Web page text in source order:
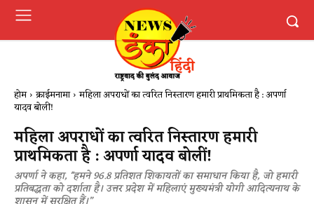
होम क्राईमनामा महिला अपराधों का त्वरित निस्तारण हमारी प्राथमिकता है : अपर्णा
यादव बोलीं!
महिला अपराधों का त्वरित निस्तारण हमारी
प्राथमिकता है : अपर्णा यादव बोलीं!
अपर्णा ने कहा, ''हमने 96.8 प्रतिशत शिकायतों का समाधान किया है, जो हमारी
प्रतिबद्धता को दर्शाता है। उत्तर प्रदेश में महिलाएं मुख्यमंत्री योगी आदित्यनाथ के